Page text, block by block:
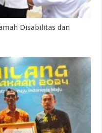
Disabilitas dan